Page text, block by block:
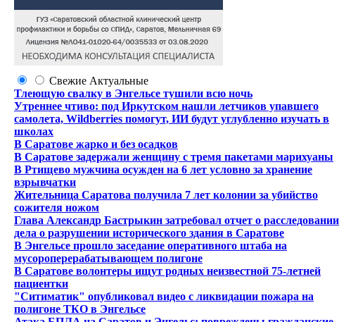
Свежие Актуальные
Тлеющую свалку в Энгельсе тушили всю ночь
Утреннее чтиво: под Иркутском нашли летчиков упавшего
самолета, Wildberries помогут, ИИ будут углубленно изучать в
школах
В Саратове жарко и без осадков
В Саратове задержали женщину с тремя пакетами марихуаны
В Ртищево мужчина осужден на 6 лет условно за хранение
взрывчатки
Жительница Саратова получила 7 лет колонии за убийство
сожителя ножом
Глава Александр Бастрыкин затребовал отчет о расследовании
дела о разрушении исторического здания в Саратове
В Энгельсе прошло заседание оперативного штаба на
мусороперерабатывающем полигоне
В Саратове волонтеры ищут родных неизвестной 75-летней
пациентки
"Ситиматик" опубликовал видео с ликвидации пожара на
полигоне ТКО в Энгельсе